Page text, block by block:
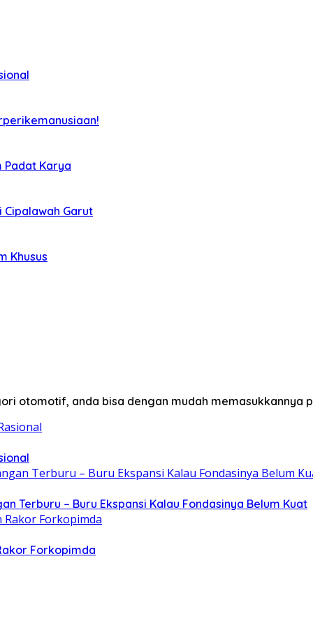
Padat Karya
Cipalawah Garut
Khusus
otomotif, anda bisa dengan mudah memasukkannya
Terburu – Buru Ekspansi Kalau Fondasinya Belum Kuat
Forkopimda